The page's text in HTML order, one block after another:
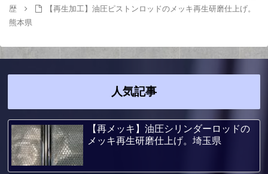
歴
【再生加工】油圧ピストンロッドのメッキ再生研磨仕上げ。
熊本県
人気記事
【再メッキ】油圧シリンダーロッドの
メッキ再生研磨仕上げ。埼玉県